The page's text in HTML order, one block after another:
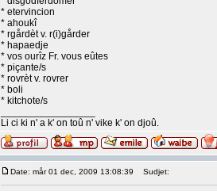
* etervincion
* ahoukî
* rgårdèt v. r(i)gårder
* hapaedje
* vos ourîz Fr. vous eûtes
* piçante/s
* rovrèt v. rovrer
* boli
* kitchote/s
Li ci ki n' a k' on toû n' vike k' on djoû.
Date: mår 01 dec, 2009 13:08:39 Sudjet: